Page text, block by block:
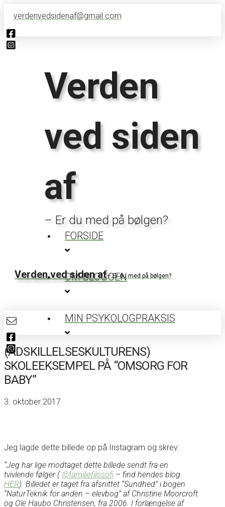
verdenvedsidenaf@gmail.com
Verden
ved siden
af
– Er du med på bølgen?
FORSIDE
OM BLOGGEN
MIN PSYKOLOGPRAKSIS
Verden ved siden af– Er du med på bølgen?
(ADSKILLELSESKULTURENS)
SKOLEEKSEMPEL PÅ “OMSORG FOR
BABY”
3. oktober 2017
Jeg lagde dette billede op på Instagram og skrev:
“Jeg har lige modtaget dette billede sendt fra en
tvivlende følger (@familiefilosofi – find hendes blog
HER). Billedet er taget fra afsnittet “Sundhed” i bogen
“NaturTeknik for anden – elevbog” af Christine Moorcroft
og Ole Haubo Christensen, fra 2006. I forlængelse af